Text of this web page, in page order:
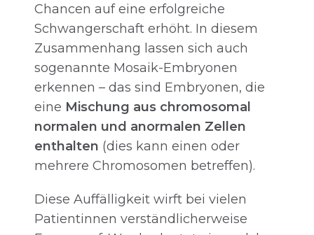
Chancen auf eine erfolgreiche
Schwangerschaft erhöht. In diesem
Zusammenhang lassen sich auch
sogenannte Mosaik-Embryonen
erkennen – das sind Embryonen, die
eine Mischung aus chromosomal
normalen und anormalen Zellen
enthalten (dies kann einen oder
mehrere Chromosomen betreffen).
Diese Auffälligkeit wirft bei vielen
Patientinnen verständlicherweise